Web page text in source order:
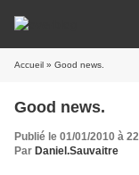
Accueil » Good news.
Good news.
Publié le 01/01/2010 à
Par Daniel.Sauvaitre